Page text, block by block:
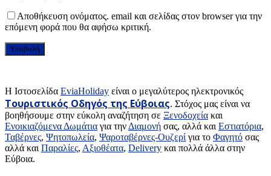
Αποθήκευση ονόματος. email και σελίδας στον browser για την
επόμενη φορά που θα αφήσω κριτική.
H Ιστοσελίδα EviaHoliday είναι ο μεγαλύτερος ηλεκτρονικός
Τουριστικός Οδηγός της Εύβοιας. Στόχος μας είναι να
βοηθήσουμε στην εύκολη αναζήτηση σε Ξενοδοχεία και
Ενοικιαζόμενα Δωμάτια για την Διαμονή σας, αλλά και Εστιατόρια,
Ταβέρνες, Ψητοπωλεία, Ψαροταβέρνες-Ουζερί για το Φαγητό σας
αλλά και Παραλίες, Αξιοθέατα, Delivery και πολλά άλλα στην
Εύβοια.